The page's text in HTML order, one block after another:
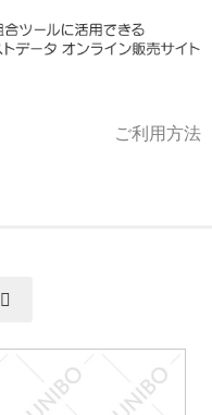
ご利用方法